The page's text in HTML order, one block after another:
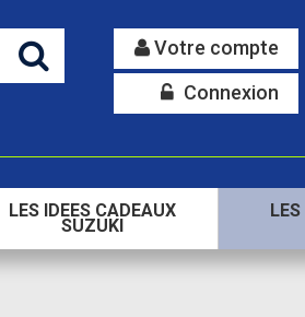
Votre compte
Connexion
LES IDEES CADEAUX
SUZUKI